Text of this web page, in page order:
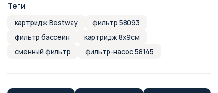
Теги
картридж Bestway
фильтр 58093
фильтр бассейн
картридж 8х9см
сменный фильтр
фильтр-насос 58145